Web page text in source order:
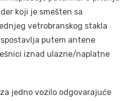
koji je smešten sa
vetrobranskog stakla
putem antene
iznad ulazne/naplatne
jedno vozilo odgovarajuće